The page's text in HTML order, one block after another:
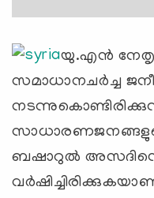
യു.എന്‍
സമാധാനചര്‍ച്ച
ബഷാറുല്‍